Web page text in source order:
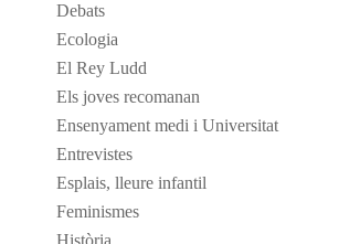
Debats
Ecologia
El Rey Ludd
Els joves recomanan
Ensenyament medi i Universitat
Entrevistes
Esplais, lleure infantil
Feminismes
Història